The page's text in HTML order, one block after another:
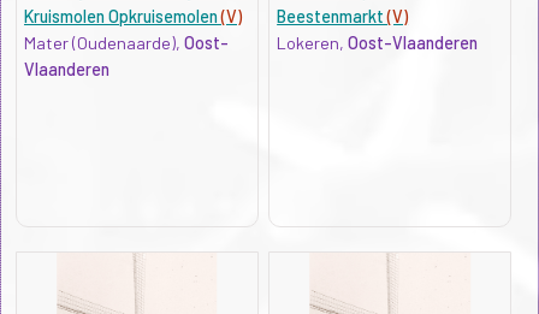
Kruismolen Opkruisemolen(V)
Mater (Oudenaarde), Oost-
Vlaanderen
Beestenmarkt(V)
Lokeren,Oost-Vlaanderen